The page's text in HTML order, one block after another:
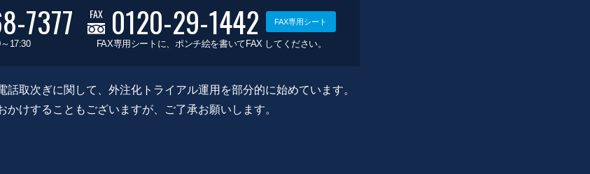
7377
17:30
FAX 0120-29-1442 FAX専用シート
FAX専用シートに、ポンチ絵を書いてFAX してください。
取次ぎに関して、外注化トライアル運用を部分的に始めています。
かけすることもございますが、ご了承お願いします。